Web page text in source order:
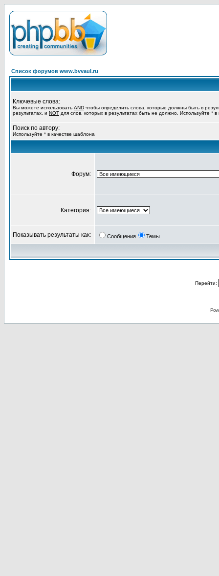
Список форумов www.bvvaul.ru
Ключевые слова:
Вы можете использовать AND чтобы определить слова, которые должны быть в
результатах, и NOT для слов, которых в результатах быть не должно. Используйте *
Поиск по автору:
Используйте * в качестве шаблона
Форум:
Категория:
Показывать результаты как: Сообщения Темы
Перейти: